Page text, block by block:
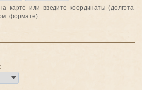
карте или введите координаты (долгота
формате).